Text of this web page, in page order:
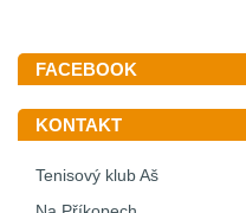
FACEBOOK
KONTAKT
Tenisový klub Aš